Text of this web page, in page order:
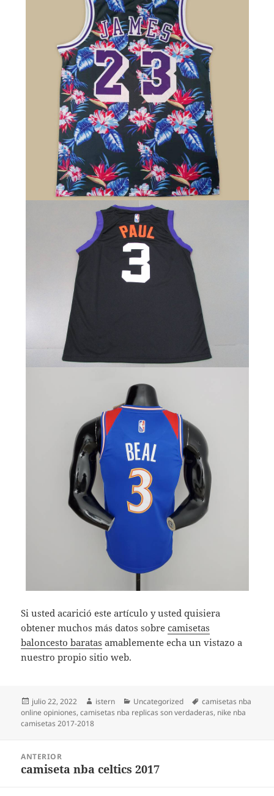
Si usted acarició este artículo y usted quisiera
obtener muchos más datos sobrecamisetas
baloncesto baratas amablemente echa un vistazo a
nuestro propio sitio web.
Publicado
el
julio 22, 2022 Autor
istern Categorías
Uncategorized Etiquetas
camisetas nba
online opiniones,camisetas nba replicas son verdaderas, nike nba
camisetas 2017-2018
entradas
ANTERIOR
Entrada
camiseta nba celtics 2017